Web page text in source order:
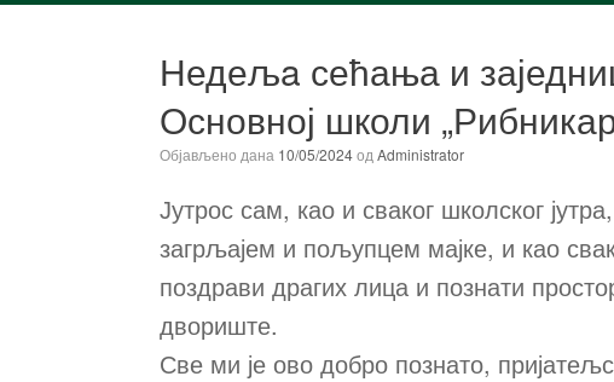
Недељa сећања и
Основној школи
Објављено дана 10/05/2024од Administrator
Јутрос сам, као и сваког школског
загрљајем и пољупцем мајке, и као
поздрави драгих лица и познати
двориште.
Све ми је ово добро познато,